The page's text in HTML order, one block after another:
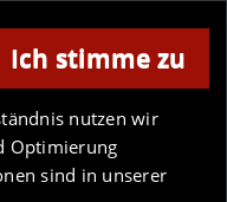
Ich stimme zu
nutzen wir
Optimierung
sind in unserer
Anzeige
Menü